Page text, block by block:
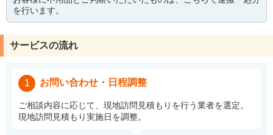
を行います。
サービスの流れ
1 お問い合わせ・日程調整
ご相談内容に応じて、現地訪問見積もりを行う業者を選定。
現地訪問見積もり実施日を調整。